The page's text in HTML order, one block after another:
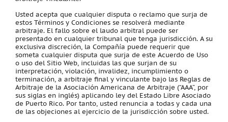
Usted acepta que cualquier disputa o reclamo que surja de
estos Términos y Condiciones se resolverá mediante
arbitraje. El fallo sobre el laudo arbitral puede ser
presentado en cualquier tribunal que tenga jurisdicción. A su
exclusiva discreción, la Compañía puede requerir que
someta cualquier disputa que surja de este Acuerdo de Uso
o uso del Sitio Web, incluidas las que surjan de su
interpretación, violación, invalidez, incumplimiento o
terminación, a arbitraje final y vinculante bajo las Reglas de
Arbitraje de la Asociación Americana de Arbitraje (“AAA”, por
sus siglas en inglés) aplicando ley del Estado Libre Asociado
de Puerto Rico. Por tanto, usted renuncia a todas y cada una
de las objeciones al ejercicio de la jurisdicción sobre usted.